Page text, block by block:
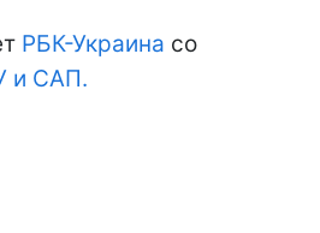
РБК-Украина со
и САП.